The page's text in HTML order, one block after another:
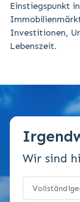
Einstiegspunkt
Investitionen,
Lebenszeit.
Wir sind